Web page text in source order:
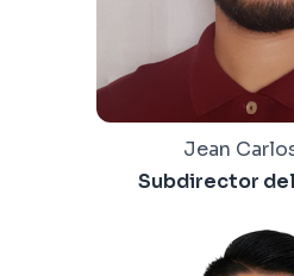
Jean
Subdirector